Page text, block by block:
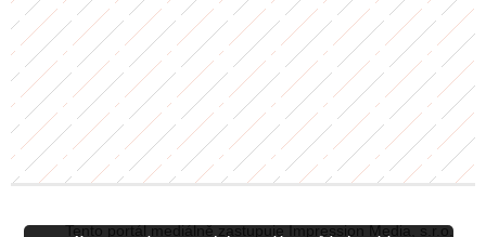
RÁDIA
STRÁNKY RÁDIÍ
STRÁNKY TV
Tento portál mediálně zastupuje Impression Media, s.r.o.